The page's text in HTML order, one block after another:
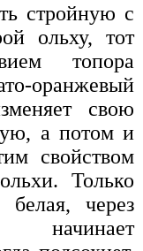
стройную с
ольху, тот
топора
оранжевый
свою
а потом и
свойством
Только
через
начинает